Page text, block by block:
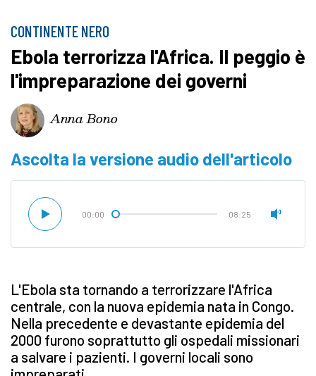
CONTINENTE NERO
Ebola terrorizza l'Africa. Il peggio è
l'impreparazione dei governi
Anna Bono
Ascolta la versione audio dell'articolo
00:00 08:25
L'Ebola sta tornando a terrorizzare l'Africa
centrale, con la nuova epidemia nata in Congo.
Nella precedente e devastante epidemia del
2000 furono soprattutto gli ospedali missionari
a salvare i pazienti. I governi locali sono